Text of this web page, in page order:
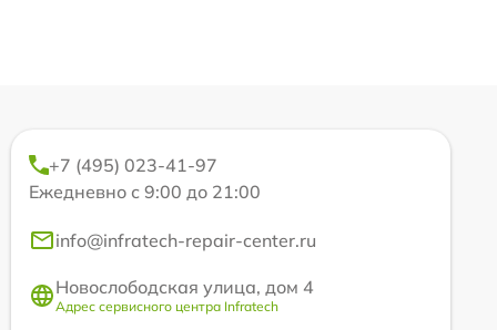
+7 (495) 023-41-97
Ежедневно с 9:00 до 21:00
info@infratech-repair-center.ru
Новослободская улица, дом 4
Адрес сервисного центра Infratech